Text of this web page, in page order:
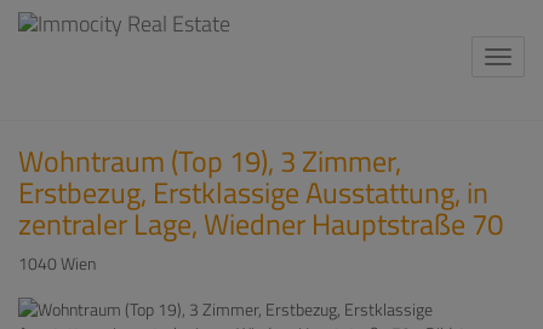
Wohntraum (Top 19), 3 Zimmer,
Erstbezug, Erstklassige Ausstattung, in
zentraler Lage, Wiedner Hauptstraße 70
1040 Wien